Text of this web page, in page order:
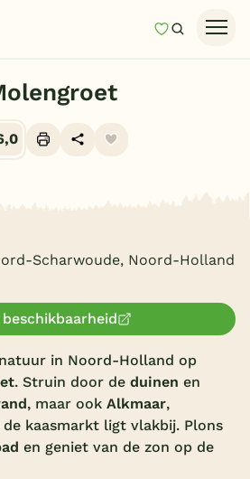
MijnZoeken
minutes
12 aanbiedingen
Onze vakantiegidsen
zwembad
zwembad
Scharwoude, Noord-Holland
beschikbaarheid
in Noord-Holland op
. Struin door de duinen en
, maar ook Alkmaar,
kaasmarkt ligt vlakbij. Plons
en geniet van de zon op de